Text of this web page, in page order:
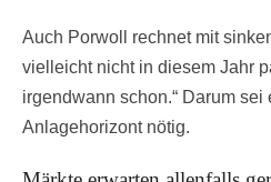
Auch Porwoll rechnet mit
vielleicht nicht in diesem Jahr
irgendwann schon.“ Darum sei
Anlagehorizont nötig.